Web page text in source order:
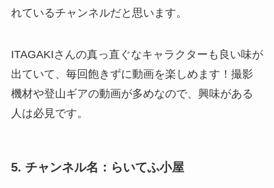
れているチャンネルだと思います。
ITAGAKIさんの真っ直ぐなキャラクターも良い味が
出ていて、毎回飽きずに動画を楽しめます！撮影
機材や登山ギアの動画が多めなので、興味がある
人は必見です。
5. チャンネル名：らいてふ小屋